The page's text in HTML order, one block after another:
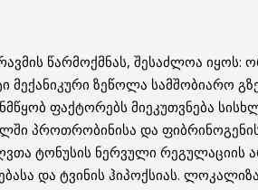
წარმოქმნას, შესაძლოა
ზეწოლა სამშობიარო
ფაქტორებს მიეკუთვნება
პროთრობინისა და
ტონუსის ნერვული რეგულაციის
და ტვინის ჰიპოქსიას.